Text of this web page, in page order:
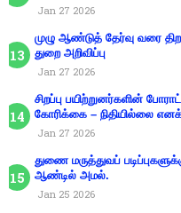
Jan 27 2026
முழு ஆண்டுத் தேர்வு வரை
துறை அறிவிப்பு
Jan 27 2026
சிறப்பு பயிற்றுனர்களின்
கோரிக்கை – நிதியில்லை எனக்
Jan 27 2026
துணை மருத்துவப்
ஆண்டில் அமல்.
Jan 25 2026